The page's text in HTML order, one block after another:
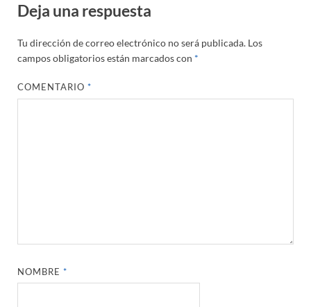
Deja una respuesta
Tu dirección de correo electrónico no será publicada. Los
campos obligatorios están marcados con *
COMENTARIO*
NOMBRE*